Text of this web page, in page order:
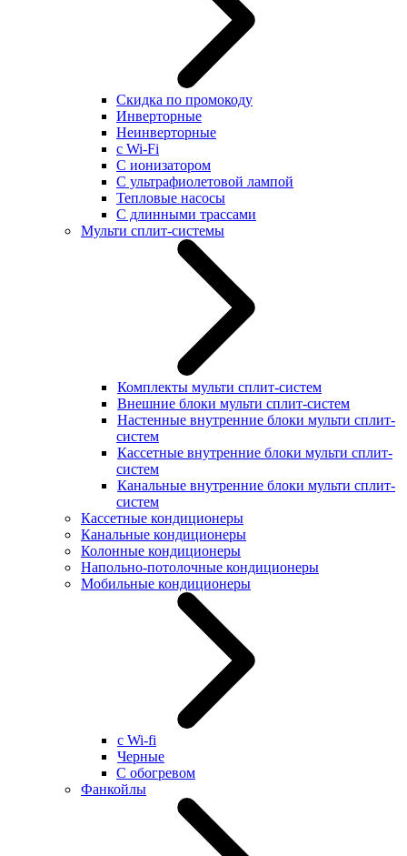
Скидка по промокоду
Инверторные
Неинверторные
с Wi-Fi
С ионизатором
С ультрафиолетовой лампой
Тепловые насосы
С длинными трассами
Мульти сплит-системы
Комплекты мульти сплит-систем
Внешние блоки мульти сплит-систем
Настенные внутренние блоки мульти сплит-
систем
Кассетные внутренние блоки мульти сплит-
систем
Канальные внутренние блоки мульти сплит-
систем
Кассетные кондиционеры
Канальные кондиционеры
Колонные кондиционеры
Напольно-потолочные кондиционеры
Мобильные кондиционеры
с Wi-fi
Черные
С обогревом
Фанкойлы